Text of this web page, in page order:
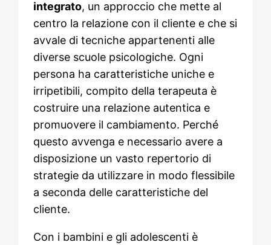
integrato, un approccio che mette al
centro la relazione con il cliente e che si
avvale di tecniche appartenenti alle
diverse scuole psicologiche. Ogni
persona ha caratteristiche uniche e
irripetibili, compito della terapeuta è
costruire una relazione autentica e
promuovere il cambiamento. Perché
questo avvenga e necessario avere a
disposizione un vasto repertorio di
strategie da utilizzare in modo flessibile
a seconda delle caratteristiche del
cliente.
Con i bambini e gli adolescenti è